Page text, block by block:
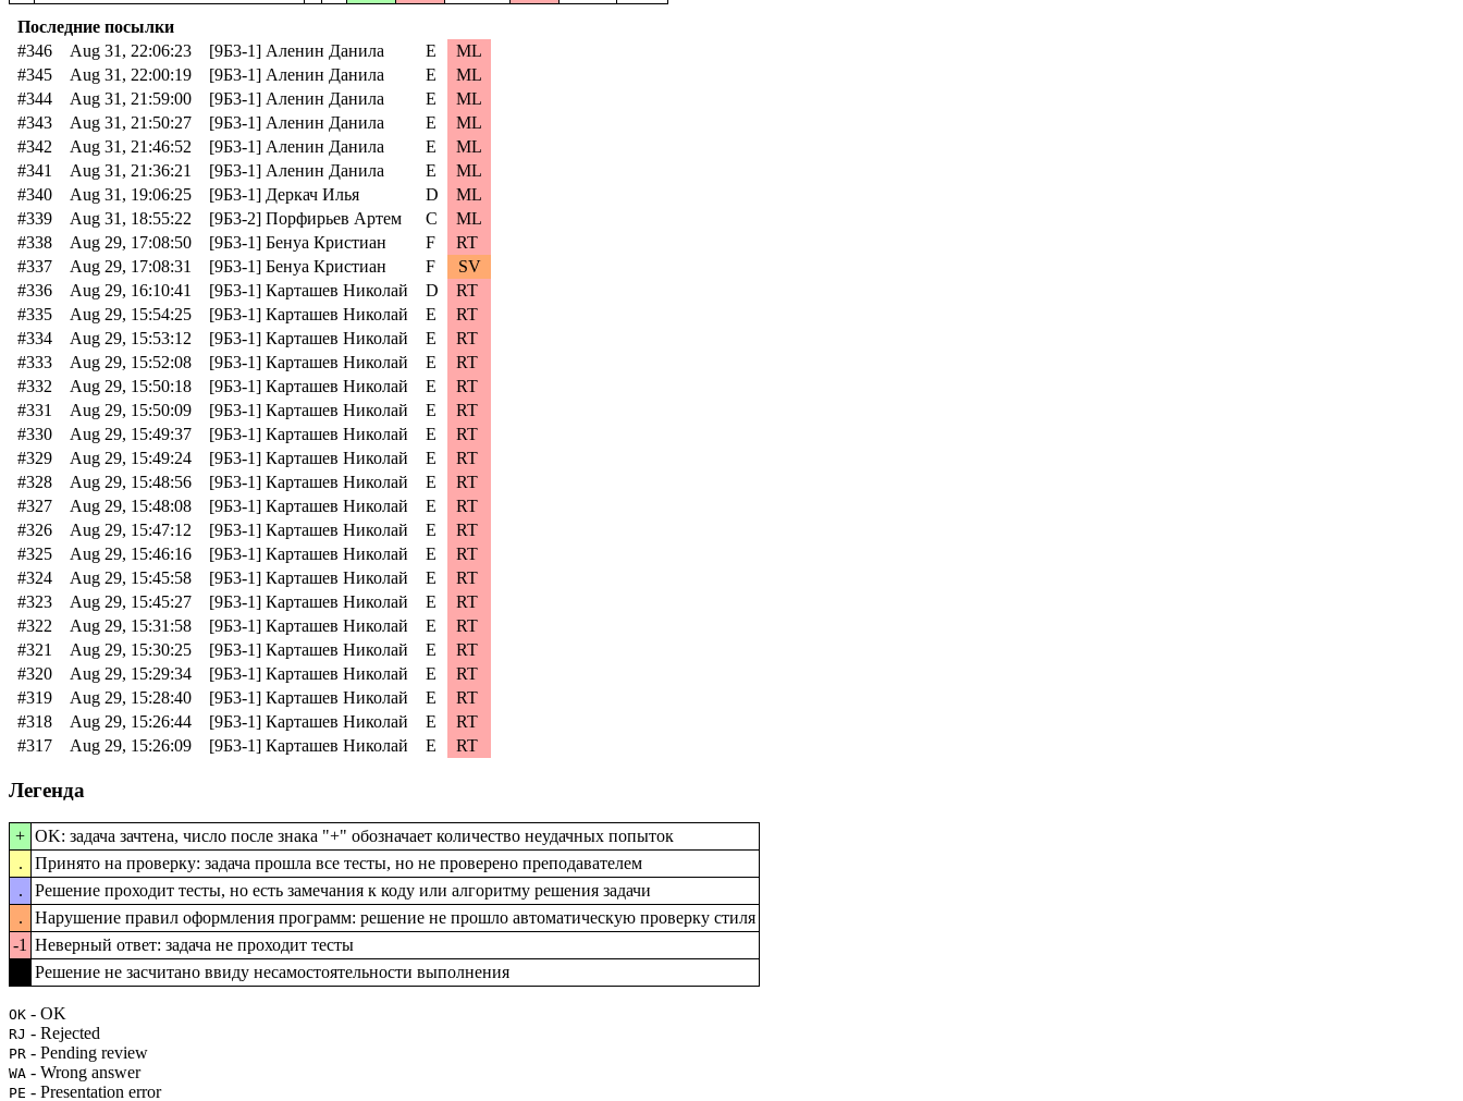
Последние посылки
#346
Aug 31, 22:06:23 [9Б3-1] Аленин Данила E
ML
#345
Aug 31, 22:00:19 [9Б3-1] Аленин Данила E
ML
#344
Aug 31, 21:59:00 [9Б3-1] Аленин Данила E
ML
#343
Aug 31, 21:50:27 [9Б3-1] Аленин Данила E
ML
#342
Aug 31, 21:46:52 [9Б3-1] Аленин Данила E
ML
#341
Aug 31, 21:36:21 [9Б3-1] Аленин Данила E
ML
#340
Aug 31, 19:06:25 [9Б3-1] Деркач Илья D
ML
#339
Aug 31, 18:55:22 [9Б3-2] Порфирьев Артем C
ML
#338
Aug 29, 17:08:50 [9Б3-1] Бенуа Кристиан F
RT
#337
Aug 29, 17:08:31 [9Б3-1] Бенуа Кристиан F
SV
#336
Aug 29, 16:10:41 [9Б3-1] Карташев Николай D
RT
#335
Aug 29, 15:54:25 [9Б3-1] Карташев Николай E
RT
#334
Aug 29, 15:53:12 [9Б3-1] Карташев Николай E
RT
#333
Aug 29, 15:52:08 [9Б3-1] Карташев Николай E
RT
#332
Aug 29, 15:50:18 [9Б3-1] Карташев Николай E
RT
#331
Aug 29, 15:50:09 [9Б3-1] Карташев Николай E
RT
#330
Aug 29, 15:49:37 [9Б3-1] Карташев Николай E
RT
#329
Aug 29, 15:49:24 [9Б3-1] Карташев Николай E
RT
#328
Aug 29, 15:48:56 [9Б3-1] Карташев Николай E
RT
#327
Aug 29, 15:48:08 [9Б3-1] Карташев Николай E
RT
#326
Aug 29, 15:47:12 [9Б3-1] Карташев Николай E
RT
#325
Aug 29, 15:46:16 [9Б3-1] Карташев Николай E
RT
#324
Aug 29, 15:45:58 [9Б3-1] Карташев Николай E
RT
#323
Aug 29, 15:45:27 [9Б3-1] Карташев Николай E
RT
#322
Aug 29, 15:31:58 [9Б3-1] Карташев Николай E
RT
#321
Aug 29, 15:30:25 [9Б3-1] Карташев Николай E
RT
#320
Aug 29, 15:29:34 [9Б3-1] Карташев Николай E
RT
#319
Aug 29, 15:28:40 [9Б3-1] Карташев Николай E
RT
#318
Aug 29, 15:26:44 [9Б3-1] Карташев Николай E
RT
#317
Aug 29, 15:26:09 [9Б3-1] Карташев Николай E RT
Легенда
+ OK: задача зачтена, число после знака "+" обозначает количество неудачных попыток
.
Принято на проверку: задача прошла все тесты, но не проверено преподавателем
.
Решение проходит тесты, но есть замечания к коду или алгоритму решения задачи
.
Нарушение правил оформления программ: решение не прошло автоматическую проверку стиля
-1 Неверный ответ: задача не проходит тесты
Решение не засчитано ввиду несамостоятельности выполнения
OK - OK
RJ - Rejected
PR - Pending review
WA - Wrong answer
PE - Presentation error